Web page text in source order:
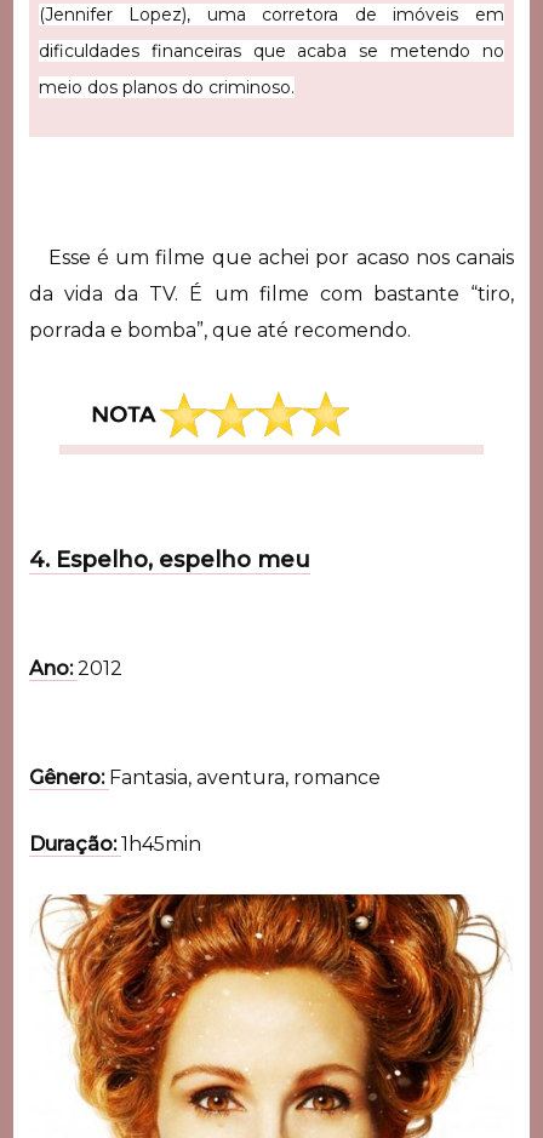
(Jennifer Lopez), uma corretora de imóveis em
dificuldades financeiras que acaba se metendo no
meio dos planos do criminoso.
Esse é um filme que achei por acaso nos canais
da vida da TV. É um filme com bastante “tiro,
porrada e bomba”, que até recomendo.
4. Espelho, espelho meu
Ano:2012
Gênero: Fantasia, aventura, romance
Duração:1h45min